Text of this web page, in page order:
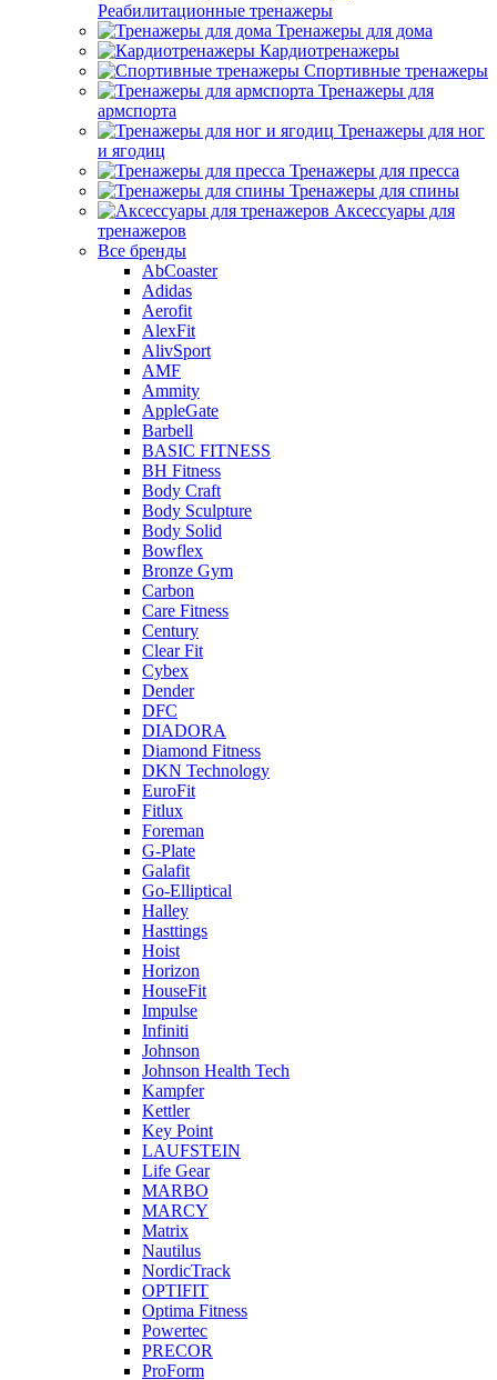
Реабилитационные тренажеры
Тренажеры для дома
Кардиотренажеры
Спортивные тренажеры
Тренажеры для
армспорта
Тренажеры для ног
и ягодиц
Тренажеры для пресса
Тренажеры для спины
Аксессуары для
тренажеров
Все бренды
AbCoaster
Adidas
Aerofit
AlexFit
AlivSport
AMF
Ammity
AppleGate
Barbell
BASIC FITNESS
BH Fitness
Body Craft
Body Sculpture
Body Solid
Bowflex
Bronze Gym
Carbon
Care Fitness
Century
Clear Fit
Cybex
Dender
DFC
DIADORA
Diamond Fitness
DKN Technology
EuroFit
Fitlux
Foreman
G-Plate
Galafit
Go-Elliptical
Halley
Hasttings
Hoist
Horizon
HouseFit
Impulse
Infiniti
Johnson
Johnson Health Tech
Kampfer
Kettler
Key Point
LAUFSTEIN
Life Gear
MARBO
MARCY
Matrix
Nautilus
NordicTrack
OPTIFIT
Optima Fitness
Powertec
PRECOR
ProForm